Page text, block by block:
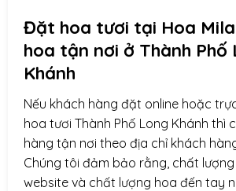
Đặt hoa tươi tại Hoa
hoa tận nơi ở Thành Phố
Khánh
Nếu khách hàng đặt online hoặc
hoa tươi Thành Phố Long Khánh thì
hàng tận nơi theo địa chỉ khách
Chúng tôi đảm bảo rằng, chất
website và chất lượng hoa đến tay